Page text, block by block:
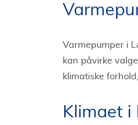
Varmepumper i
kan påvirke
klimatiske
Klimaet